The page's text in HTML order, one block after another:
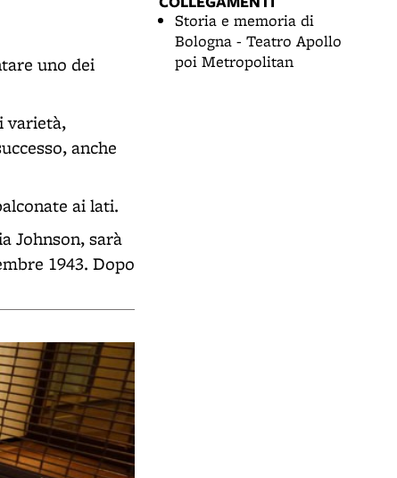
uno dei
varietà,
anche
ai lati.
Johnson, sarà
1943. Dopo
Storia e memoria di
Bologna - Teatro Apollo
poi Metropolitan